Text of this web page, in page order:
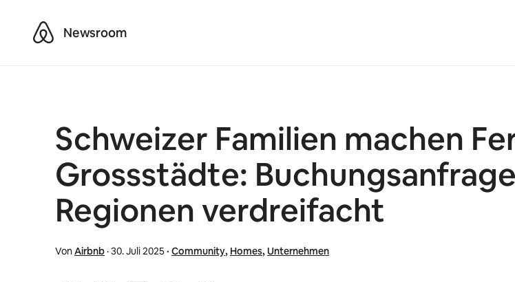
AirbnbNewsroom
Schweizer Familien machen
Grossstädte:
Regionen verdreifacht
VonAirbnb·30. Juli 2025· Community, Homes,Unternehmen